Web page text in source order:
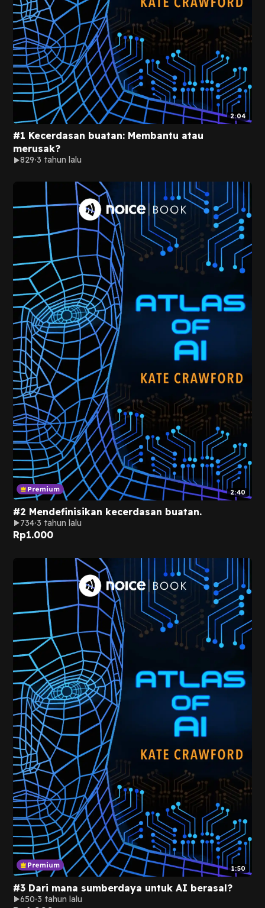
2:04
#1 Kecerdasan buatan: Membantu atau
merusak?
829 3 tahun lalu
2:40
#2 Mendefinisikan kecerdasan buatan.
734 3 tahun lalu
Rp1.000
1:50
#3 Dari mana sumberdaya untuk AI berasal?
650 3 tahun lalu